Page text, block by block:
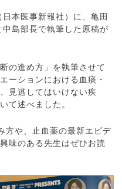
本医事新報社）に、亀田
島部長で執筆した原稿が
の進め方」を執筆させて
ーションにおける血痰・
見逃してはいけない疾
て述べました。
方や、止血薬の最新エビデ
味のある先生はぜひお読